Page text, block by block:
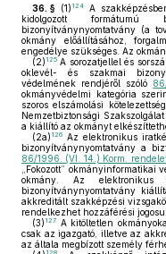
36. § (1) 124
A
kidolgozott
bizonyítványnyomtatvány (a
okmány előállításához,
engedélye szükséges. Az
(2) 125 A sorozatjellel és
oklevél- és szakmai
védelmének rendjéről szóló
okmányvédelmi kategória
szoros elszámolási
Nemzetbiztonsági
a kiállító az okmányt
(2a) 126 Az elektronikus
bizonyítványnyomtatvány a
86/1996. (VI. 14.) Korm.
„Fokozott” okmányinformatikai
okmány. Az elektronikus
bizonyítványnyomtatvány
akkreditált szakképzési
rendelkezhet hozzáférési
(3) 127 A kitöltetlen
csak az igazgató, illetve az
az általa megbízott személy
128